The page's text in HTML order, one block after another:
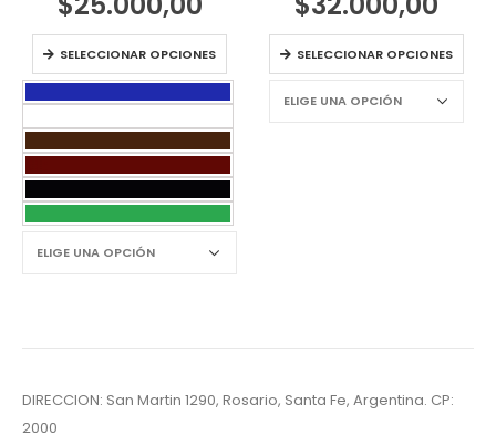
SELECCIONAR OPCIONES SELECCIONAR OPCIONES
DIRECCION: San Martin 1290, Rosario, Santa Fe, Argentina. CP:
2000